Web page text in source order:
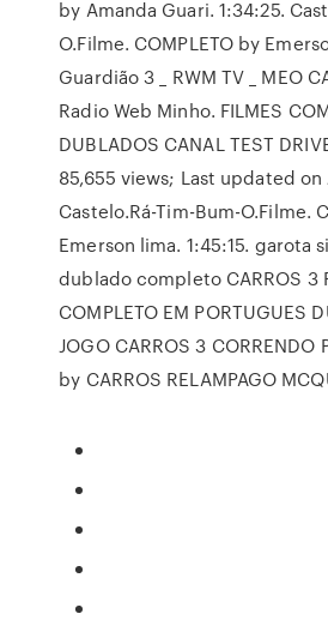
by Amanda Guari. 1:34:25.
O.Filme. COMPLETO by
Guardião 3 _ RWM TV _ MEO
Radio Web Minho. FILMES
DUBLADOS CANAL TEST
85,655 views; Last updated on
Castelo.Rá-Tim-Bum-O.Filme.
Emerson lima. 1:45:15. garota
dublado completo CARROS 3
COMPLETO EM PORTUGUES
JOGO CARROS 3 CORRENDO
by CARROS RELAMPAGO